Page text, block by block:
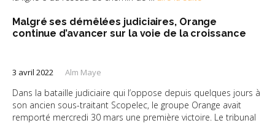
Malgré ses démêlées judiciaires, Orange
continue d’avancer sur la voie de la croissance
3 avril 2022 Alm Maye
Dans la bataille judiciaire qui l’oppose depuis quelques jours à
son ancien sous-traitant Scopelec, le groupe Orange avait
remporté mercredi 30 mars une première victoire. Le tribunal